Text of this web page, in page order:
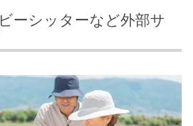
ーシッターなど外部サ